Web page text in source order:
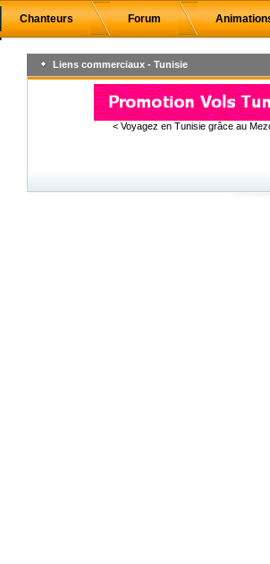
Chanteurs Forum
Liens commerciaux - Tunisie
< Voyagez en Tunisie grâce au